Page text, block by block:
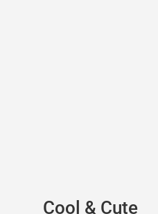
Cool & Cute